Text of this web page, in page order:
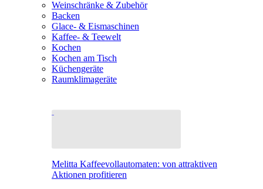
Weinschränke & Zubehör
Backen
Glace- & Eismaschinen
Kaffee- & Teewelt
Kochen
Kochen am Tisch
Küchengeräte
Raumklimageräte
Melitta Kaffeevollautomaten: von attraktiven
Aktionen profitieren